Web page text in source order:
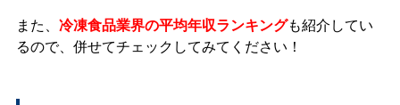
また、 冷凍食品業界の平均年収ランキングも紹介してい
るので、併せてチェックしてみてください！